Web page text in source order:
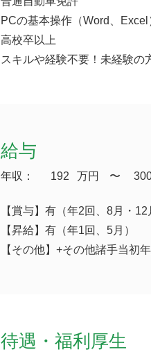
PCの基本操作（Word、Excel
高校卒以上
スキルや経験不要！未経験の
給与
年収： 192 万円 ​〜
【賞与】有（年2回、8月・12
【昇給】有（年1回、5月）
【その他】+その他諸手当初
待遇・福利厚生